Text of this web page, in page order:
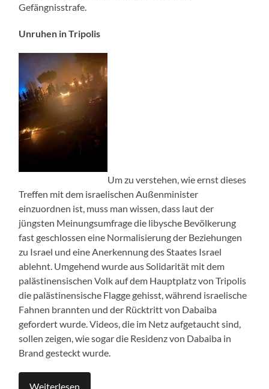
Gefängnisstrafe.
Unruhen in Tripolis
Um zu verstehen, wie ernst dieses
Treffen mit dem israelischen Außenminister
einzuordnen ist, muss man wissen, dass laut der
jüngsten Meinungsumfrage die libysche Bevölkerung
fast geschlossen eine Normalisierung der Beziehungen
zu Israel und eine Anerkennung des Staates Israel
ablehnt. Umgehend wurde aus Solidarität mit dem
palästinensischen Volk auf dem Hauptplatz von Tripolis
die palästinensische Flagge gehisst, während israelische
Fahnen brannten und der Rücktritt von Dabaiba
gefordert wurde. Videos, die im Netz aufgetaucht sind,
sollen zeigen, wie sogar die Residenz von Dabaiba in
Brand gesteckt wurde.
Weiterlesen